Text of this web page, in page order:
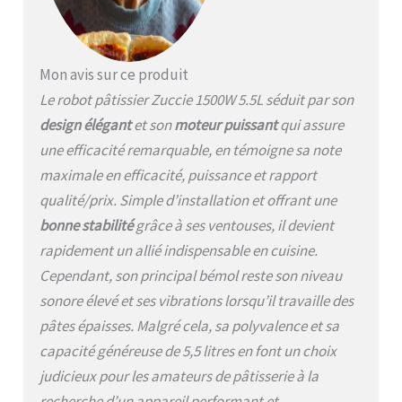
l'écran LCD】Réglez l'heure
de démarrage de l'appareil, le
des messages sonores
retentissent et le mixage
automatiquement, ce qui
facilite la préparation des
pâtisseries ! [Accessoires
Professionnel]Robot patissier
multifonctions comprend 6
accessoires：1.crochet
3.fouet 4.pare-éclaboussures
avec 5.Spatule à crème
6.Séparateur de blancs
antidérapante, peu bruyante,
sûre et stable, facile à
nettoyer. [Meilleurs cadeaux
Mon avis sur ce produit
Le robot pâtissier Zuccie 1500W 5.5L séduit par son
design élégantet sonmoteur puissantqui assure
une efficacité remarquable, en témoigne sa note
maximale en efficacité, puissance et rapport
qualité/prix. Simple d’installation et offrant une
bonne stabilitégrâce à ses ventouses, il devient
rapidement un allié indispensable en cuisine.
Cependant, son principal bémol reste son niveau
sonore élevé et ses vibrations lorsqu’il travaille des
pâtes épaisses. Malgré cela, sa polyvalence et sa
capacité généreuse de 5,5 litres en font un choix
judicieux pour les amateurs de pâtisserie à la